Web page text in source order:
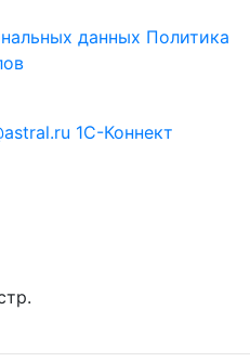
данных Политика
1С-Коннект